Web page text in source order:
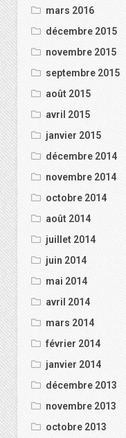
mars 2016
décembre 2015
novembre 2015
septembre 2015
août 2015
avril 2015
janvier 2015
décembre 2014
novembre 2014
octobre 2014
août 2014
juillet 2014
juin 2014
mai 2014
avril 2014
mars 2014
février 2014
janvier 2014
décembre 2013
novembre 2013
octobre 2013